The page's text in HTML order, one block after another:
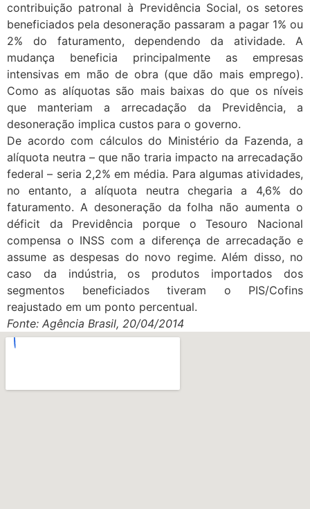
contribuição patronal à Previdência Social, os setores
beneficiados pela desoneração passaram a pagar 1% ou
2% do faturamento, dependendo da atividade. A
mudança beneficia principalmente as empresas
intensivas em mão de obra (que dão mais emprego).
Como as alíquotas são mais baixas do que os níveis
que manteriam a arrecadação da Previdência, a
desoneração implica custos para o governo.
De acordo com cálculos do Ministério da Fazenda, a
alíquota neutra – que não traria impacto na arrecadação
federal – seria 2,2% em média. Para algumas atividades,
no entanto, a alíquota neutra chegaria a 4,6% do
faturamento. A desoneração da folha não aumenta o
déficit da Previdência porque o Tesouro Nacional
compensa o INSS com a diferença de arrecadação e
assume as despesas do novo regime. Além disso, no
caso da indústria, os produtos importados dos
segmentos beneficiados tiveram o PIS/Cofins
reajustado em um ponto percentual.
Fonte: Agência Brasil, 20/04/2014